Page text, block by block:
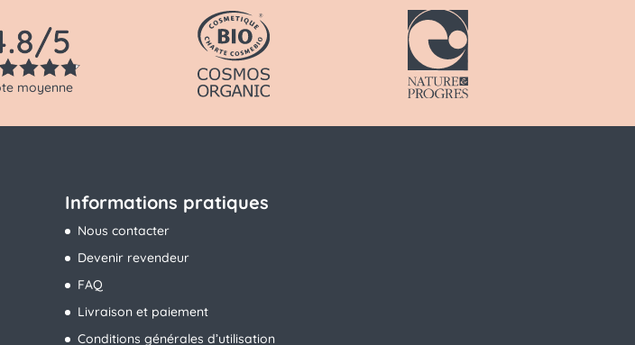
moyenne
Informations pratiques
Nous contacter
Devenir revendeur
FAQ
Livraison et paiement
Conditions générales d’utilisation